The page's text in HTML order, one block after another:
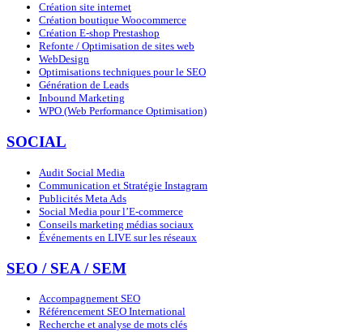
Création site internet
Création boutique Woocommerce
Création E-shop Prestashop
Refonte / Optimisation de sites web
WebDesign
Optimisations techniques pour le SEO
Génération de Leads
Inbound Marketing
WPO (Web Performance Optimisation)
SOCIAL
Audit Social Media
Communication et Stratégie Instagram
Publicités Meta Ads
Social Media pour l’E-commerce
Conseils marketing médias sociaux
Événements en LIVE sur les réseaux
SEO / SEA / SEM
Accompagnement SEO
Référencement SEO International
Recherche et analyse de mots clés